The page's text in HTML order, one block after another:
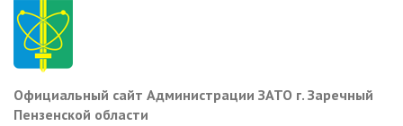
Перейти
основному
содержанию
Официальный сайт Администрации ЗАТО г. Заречный
Пензенской области